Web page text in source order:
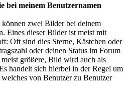
bei meinem Benutzernamen
können zwei Bilder bei deinem
Eines dieser Bilder ist meist mit
Oft sind dies Sterne, Kästchen oder
oder deinen Status im Forum
meist größere, Bild wird auch als
handelt sich hierbei in der Regel um
von Benutzer zu Benutzer